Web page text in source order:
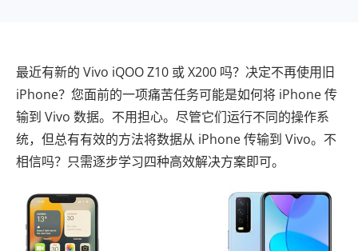
最近有新的 Vivo iQOO Z10 或 X200 吗？决定不再使用旧
iPhone？您面前的一项痛苦任务可能是如何将 iPhone 传
输到 Vivo 数据。不用担心。尽管它们运行不同的操作系
统，但总有有效的方法将数据从 iPhone 传输到 Vivo。不
相信吗？只需逐步学习四种高效解决方案即可。